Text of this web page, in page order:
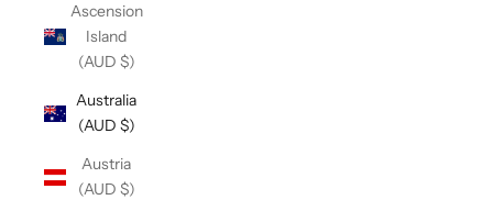
Ascension
Island
(AUD $)
Australia
(AUD $)
Austria
(AUD $)